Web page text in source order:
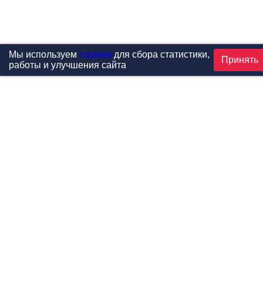
Мы используем cookiesдля сбора статистики,
работы и улучшения сайта
Принять